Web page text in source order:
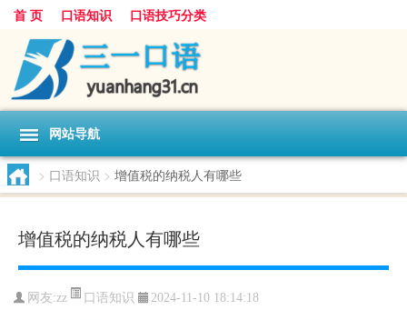
首 页 口语知识 口语技巧分类
网站导航
> 口语知识 > 增值税的纳税人有哪些
增值税的纳税人有哪些
网友:zz 口语知识 2024-11-10 18:14:18